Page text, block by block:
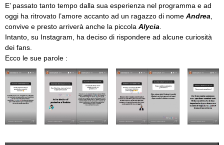
E’ passato tanto tempo dalla sua esperienza nel programma e ad
oggi ha ritrovato l’amore accanto ad un ragazzo di nome Andrea,
convive e presto arriverà anche la piccola Alycia.
Intanto, su Instagram, ha deciso di rispondere ad alcune curiosità
dei fans.
Ecco le sue parole :